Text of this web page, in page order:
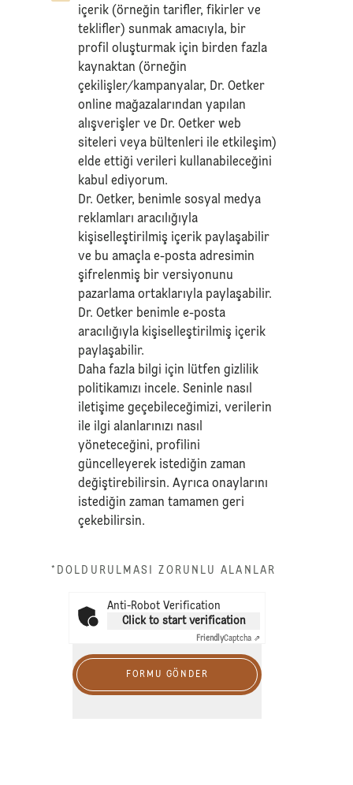
içerik (örneğin tarifler, fikirler ve
teklifler) sunmak amacıyla, bir
profil oluşturmak için birden fazla
kaynaktan (örneğin
çekilişler/kampanyalar, Dr. Oetker
online mağazalarından yapılan
alışverişler ve Dr. Oetker web
siteleri veya bültenleri ile etkileşim)
elde ettiği verileri kullanabileceğini
kabul ediyorum.
Dr. Oetker, benimle sosyal medya
reklamları aracılığıyla
kişiselleştirilmiş içerik paylaşabilir
ve bu amaçla e-posta adresimin
şifrelenmiş bir versiyonunu
pazarlama ortaklarıyla paylaşabilir.
Dr. Oetker benimle e-posta
aracılığıyla kişiselleştirilmiş içerik
paylaşabilir.
Daha fazla bilgi için lütfengizlilik
politikamızı incele. Seninle nasıl
iletişime geçebileceğimizi, verilerin
ile ilgi alanlarınızı nasıl
yöneteceğini, profilini
güncelleyerek istediğin zaman
değiştirebilirsin. Ayrıca onaylarını
istediğin zaman tamamen geri
çekebilirsin.
*DOLDURULMASI ZORUNLU ALANLAR
Anti-Robot Verification
Click to start verification
FriendlyCaptcha ⇗
FORMU GÖNDER